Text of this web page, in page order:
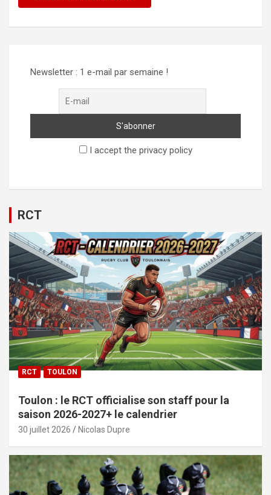
Newsletter : 1 e-mail par semaine !
I accept the privacy policy
RCT
RCT TOULON
Toulon : le RCT officialise son staff pour la
saison 2026-2027+ le calendrier
30 juillet 2026 Nicolas Dupre